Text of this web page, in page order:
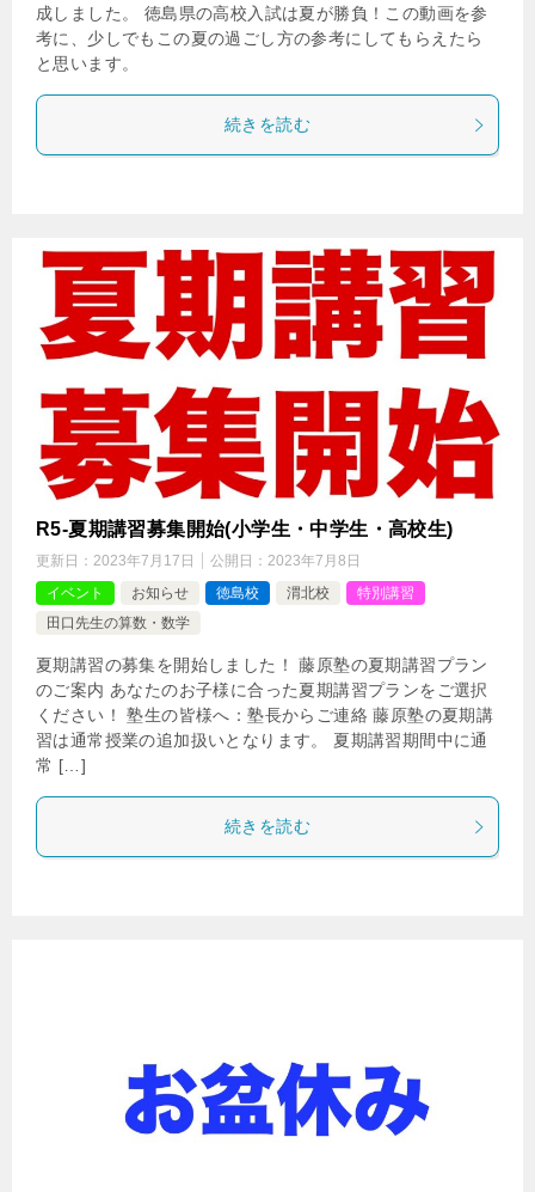
成しました。 徳島県の高校入試は夏が勝負！この動画を参
考に、少しでもこの夏の過ごし方の参考にしてもらえたら
と思います。
続きを読む
R5-夏期講習募集開始(小学生・中学生・高校生)
更新日： 2023年7月17日 公開日： 2023年7月8日
イベント
お知らせ 徳島校 渭北校
特別講習
田口先生の算数・数学
夏期講習の募集を開始しました！ 藤原塾の夏期講習プラン
のご案内 あなたのお子様に合った夏期講習プランをご選択
ください！ 塾生の皆様へ：塾長からご連絡 藤原塾の夏期講
習は通常授業の追加扱いとなります。 夏期講習期間中に通
常 […]
続きを読む